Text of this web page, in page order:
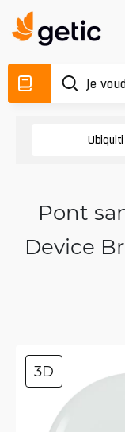
Ubiquiti
Pont
Device
3D